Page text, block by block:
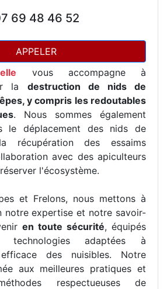
69 48 46 52
APPELER
vous accompagne à
la destruction de nids de
y compris les redoutables
. Nous sommes également
le déplacement des nids de
récupération des essaims
avec des apiculteurs
l'écosystème.
et Frelons, nous mettons à
notre expertise et notre savoir-
en toute sécurité, équipés
technologies adaptées à
des nuisibles. Notre
aux meilleures pratiques et
respectueuses de